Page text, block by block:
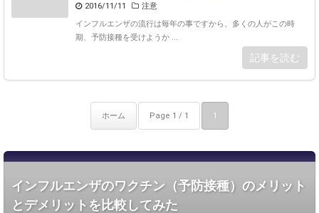
2016/11/11
注意
インフルエンザの流行は毎年の事ですから、多くの人がこの時
期、予防接種を受けようか ...
記事を読む
ホーム Page 1 / 1 1
インフルエンザのワクチン（予防接種）のメリット
とデメリットを比較してみた